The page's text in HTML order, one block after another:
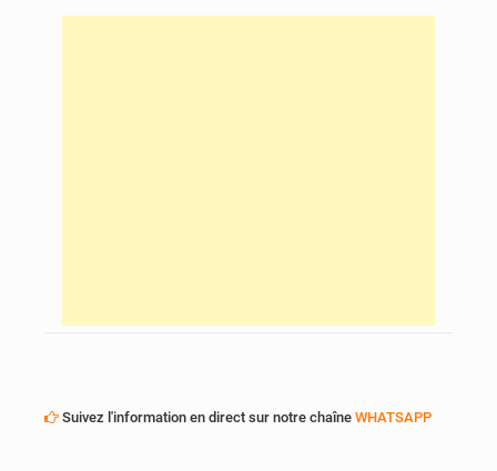
Suivez l'information en direct sur notre chaîne WHATSAPP